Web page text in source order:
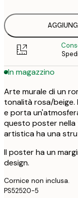
In magazzino
Arte murale di un
tonalità rosa/
e porta
questo poster
artistica ha una
Il poster ha un
design.
Cornice non inclusa.
PS52520-5